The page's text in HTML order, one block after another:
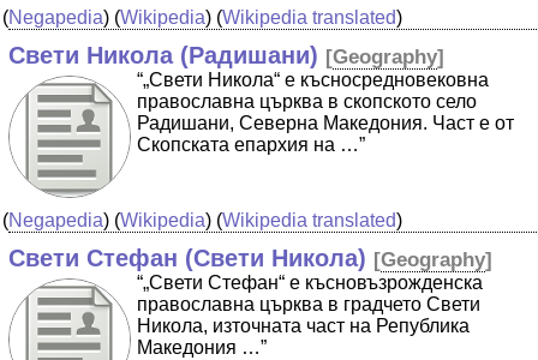
(Negapedia) (Wikipedia) (Wikipedia translated)
Свети Никола (Радишани) [Geography]
“„Свети Никола“ е късносредновековна
православна църква в скопското село
Радишани, Северна Македония. Част е от
Скопската епархия на …”
(Negapedia) (Wikipedia) (Wikipedia translated)
Свети Стефан (Свети Никола) [Geography]
“„Свети Стефан“ е късновъзрожденска
православна църква в градчето Свети
Никола, източната част на Република
Македония …”